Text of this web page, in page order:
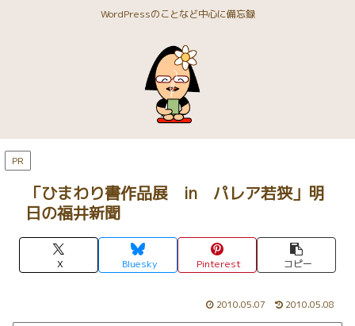
WordPressのことなど中心に備忘録
PR
「ひまわり書作品展 in パレア若狭」明
日の福井新聞
X Bluesky Pinterest コピー
2010.05.07 2010.05.08